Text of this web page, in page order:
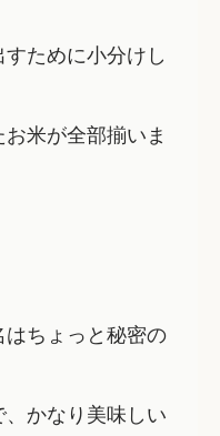
ために小分けし
米が全部揃いま
ちょっと秘密の
かなり美味しい